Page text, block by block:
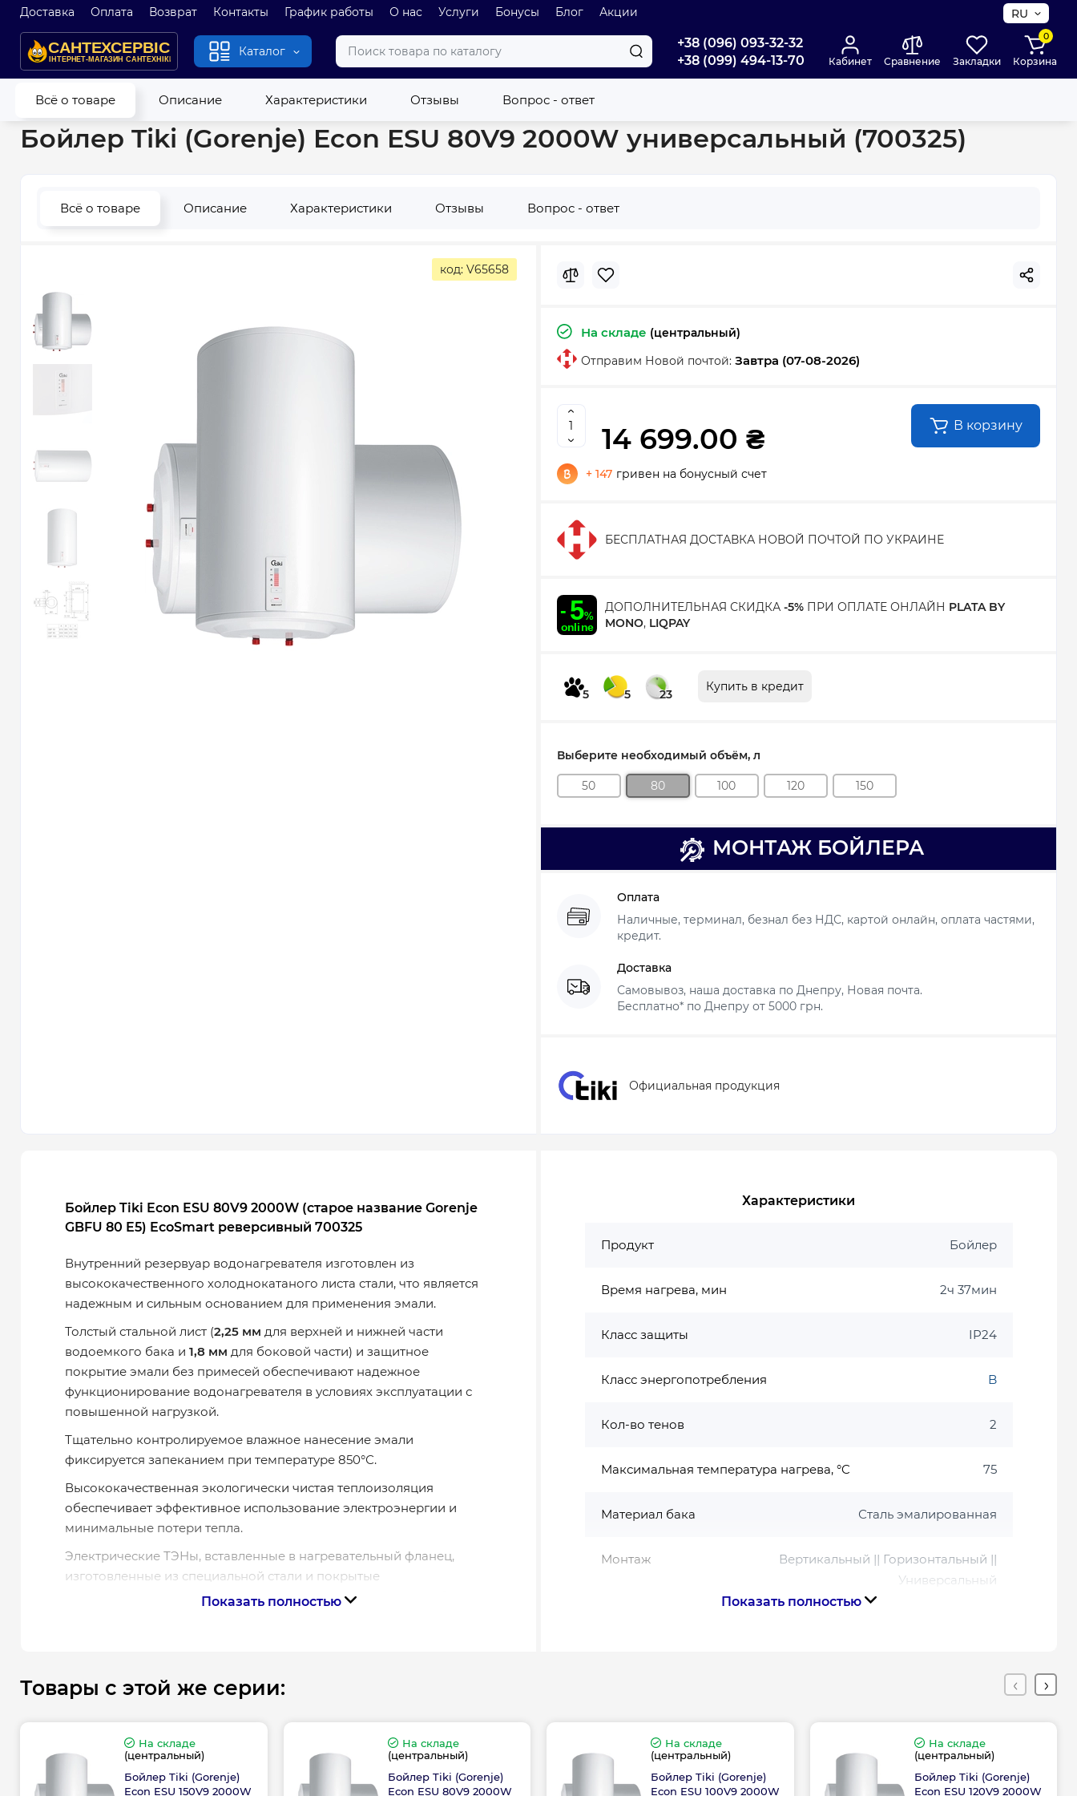
Доставка Оплата Возврат Контакты График работы О нас Услуги Бонусы Блог Акции RU
Каталог
+38 (096) 093-32-32
+38 (099) 494-13-70
Кабинет Сравнение Закладки
0
Корзина
Всё о товаре Описание Характеристики Отзывы Вопрос - ответ
Главная Водонагреватели Бойлеры Бойлер Tiki (Gorenje) Econ ESU 80V9 2000W универсальный (700325)
Бойлер Tiki (Gorenje) Econ ESU 80V9 2000W универсальный (700325)
Всё о товаре Описание Характеристики Отзывы Вопрос - ответ
код: V65658
На складе (центральный)
Отправим Новой почтой: Завтра (07-08-2026)
14 699.00 ₴ В корзину
+ 147 гривен на бонусный счет
БЕСПЛАТНАЯ ДОСТАВКА НОВОЙ ПОЧТОЙ ПО УКРАИНЕ
ДОПОЛНИТЕЛЬНАЯ СКИДКА -5%ПРИ ОПЛАТЕ ОНЛАЙН PLATA BY
MONO, LIQPAY
5 5 23
Купить в кредит
Выберите необходимый объём, л
50 80 100 120 150
МОНТАЖ БОЙЛЕРА
Оплата
Наличные, терминал, безнал без НДС, картой онлайн, оплата частями,
кредит.
Доставка
Самовывоз, наша доставка по Днепру, Новая почта.
Бесплатно* по Днепру от 5000 грн.
Официальная продукция
Бойлер Tiki Econ ESU 80V9 2000W (старое название Gorenje
GBFU 80 E5) EcoSmart реверсивный 700325
Внутренний резервуар водонагревателя изготовлен из
высококачественного холоднокатаного листа стали, что является
надежным и сильным основанием для применения эмали.
Толстый стальной лист (2,25 мм для верхней и нижней части
водоемкого бака и 1,8 мм для боковой части) и защитное
покрытие эмали без примесей обеспечивают надежное
функционирование водонагревателя в условиях эксплуатации с
повышенной нагрузкой.
Тщательно контролируемое влажное нанесение эмали
фиксируется запеканием при температуре 850°С.
Высококачественная экологически чистая теплоизоляция
обеспечивает эффективное использование электроэнергии и
минимальные потери тепла.
Электрические ТЭНы, вставленные в нагревательный фланец,
изготовленные из специальной стали и покрытые
антикоррозионной эмалью, гарантируют долгий срок службы, ведь
экономией энергии и безопасностью использования.
EcoSmart , позволяющий в бытовом использовании экономя до
25% энергии.
Показать полностью
Характеристики
Продукт Бойлер
Время нагрева, мин 2ч 37мин
Класс защиты IP24
Класс энергопотребления B
Кол-во тенов 2
Максимальная температура нагрева, °C 75
Материал бака Сталь эмалированная
Монтаж
Вертикальный || Горизонтальный ||
Универсальный
Объём, л 80
Показать полностью
Товары с этой же серии:
На складе
(центральный)
Бойлер Tiki (Gorenje)
Econ ESU 150V9 2000W
На складе
(центральный)
Бойлер Tiki (Gorenje)
Econ ESU 80V9 2000W
На складе
(центральный)
Бойлер Tiki (Gorenje)
Econ ESU 100V9 2000W
На складе
(центральный)
Бойлер Tiki (Gorenje)
Econ ESU 120V9 2000W